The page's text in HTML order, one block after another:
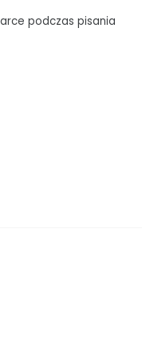
podczas pisania